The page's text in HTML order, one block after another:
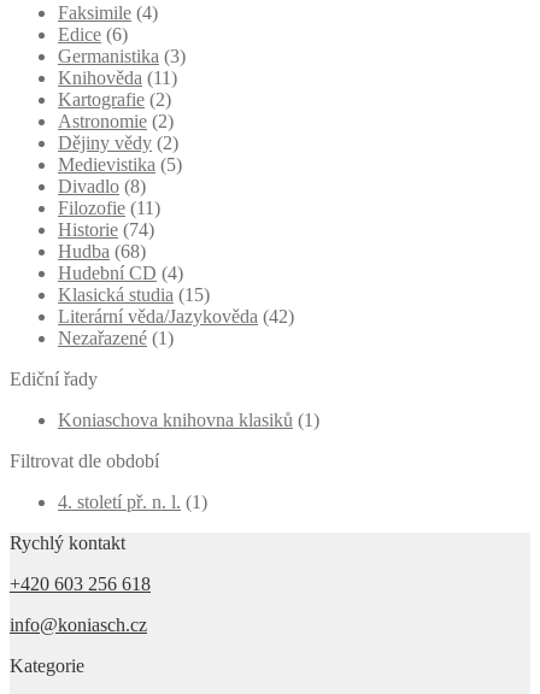
Faksimile (4)
Edice (6)
Germanistika (3)
Knihověda (11)
Kartografie (2)
Astronomie (2)
Dějiny vědy (2)
Medievistika (5)
Divadlo (8)
Filozofie (11)
Historie (74)
Hudba (68)
Hudební CD (4)
Klasická studia (15)
Literární věda/Jazykověda (42)
Nezařazené (1)
Ediční řady
Koniaschova knihovna klasiků (1)
Filtrovat dle období
4. století př. n. l. (1)
Rychlý kontakt
+420 603 256 618
info@koniasch.cz
Kategorie